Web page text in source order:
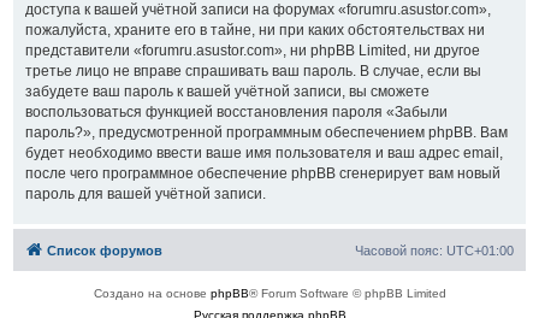
доступа к вашей учётной записи на форумах «forumru.asustor.com»,
пожалуйста, храните его в тайне, ни при каких обстоятельствах ни
представители «forumru.asustor.com», ни phpBB Limited, ни другое
третье лицо не вправе спрашивать ваш пароль. В случае, если вы
забудете ваш пароль к вашей учётной записи, вы сможете
воспользоваться функцией восстановления пароля «Забыли
пароль?», предусмотренной программным обеспечением phpBB. Вам
будет необходимо ввести ваше имя пользователя и ваш адрес email,
после чего программное обеспечение phpBB сгенерирует вам новый
пароль для вашей учётной записи.
Список форумов Часовой пояс: UTC+01:00
Создано на основе phpBB® Forum Software © phpBB Limited
Русская поддержка phpBB